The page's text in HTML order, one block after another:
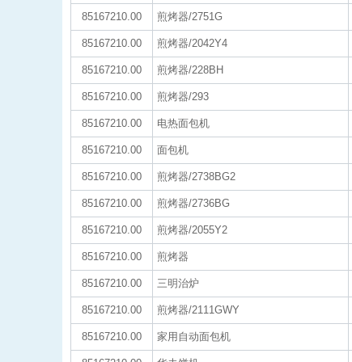
85167210.00 煎烤器/2751G
85167210.00 煎烤器/2042Y4
85167210.00 煎烤器/228BH
85167210.00 煎烤器/293
85167210.00 电热面包机
85167210.00 面包机
85167210.00 煎烤器/2738BG2
85167210.00 煎烤器/2736BG
85167210.00 煎烤器/2055Y2
85167210.00 煎烤器
85167210.00 三明治炉
85167210.00 煎烤器/2111GWY
85167210.00 家用自动面包机